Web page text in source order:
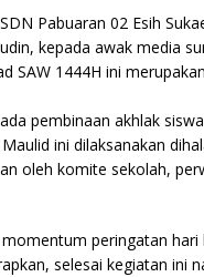
Pabuaran 02 Esih
kepada awak media
SAW 1444H ini
pembinaan akhlak
ini dilaksanakan
oleh komite sekolah,
peringatan
selesai kegiatan ini